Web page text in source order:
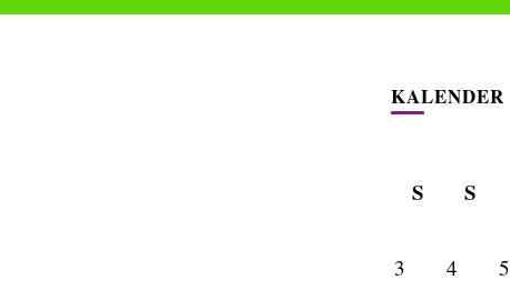
KALENDER
S S
3
4 5